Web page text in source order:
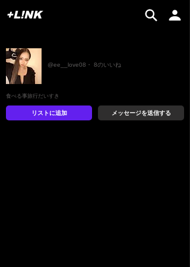
+L!NK
@ee__love08・ 8のいいね
食べる事旅行だいすき
リストに追加 メッセージを送信する